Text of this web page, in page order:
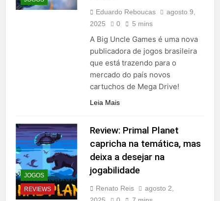
Eduardo Reboucas
agosto 9,
2025
0 5 mins
A Big Uncle Games é uma nova
publicadora de jogos brasileira
que está trazendo para o
mercado do país novos
cartuchos de Mega Drive!
Leia Mais
JOGOS
REVIEWS
Review: Primal Planet
capricha na temática, mas
deixa a desejar na
jogabilidade
Renato Reis
agosto 2,